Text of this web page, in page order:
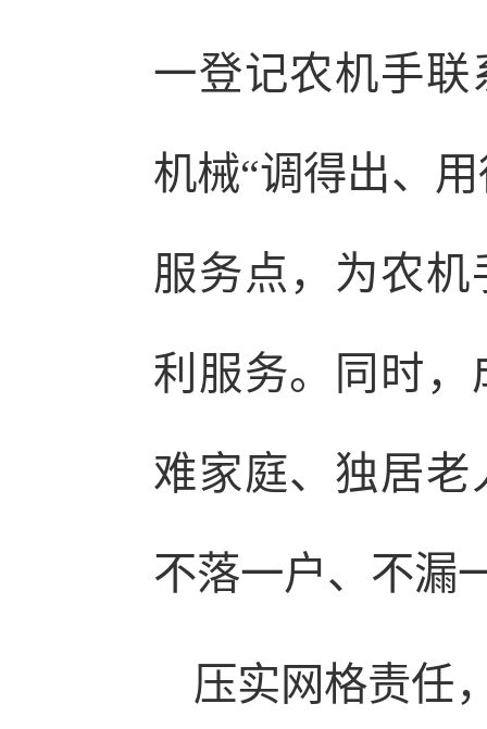
一登记农机手
机械“调得出、
服务点，为农
利服务。同时
难家庭、独居
不落一户、不漏
压实网格责任